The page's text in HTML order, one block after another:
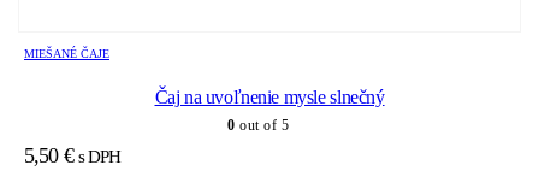
MIEŠANÉ ČAJE
Čaj na uvoľnenie mysle slnečný
0 out of 5
5,50 € s DPH